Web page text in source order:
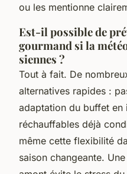
ou les mentionne
Est-il possible de
gourmand si la
siennes ?
Tout à fait. De
alternatives rapides :
adaptation du buffet en
réchauffables déjà
même cette flexibilité
saison changeante.